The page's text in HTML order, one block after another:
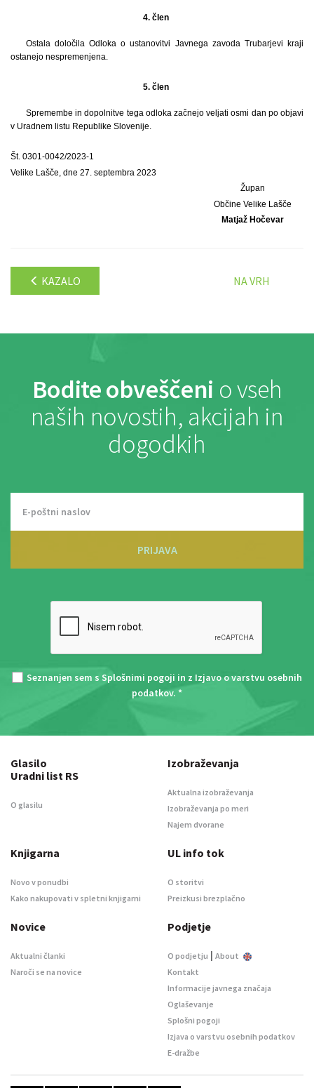
4. člen
Ostala določila Odloka o ustanovitvi Javnega zavoda Trubarjevi kraji
ostanejo nespremenjena.
5. člen
Spremembe in dopolnitve tega odloka začnejo veljati osmi dan po objavi
v Uradnem listu Republike Slovenije.
Št. 0301-0042/2023-1
Velike Lašče, dne 27. septembra 2023
Župan
Občine Velike Lašče
Matjaž Hočevar
KAZALO NA VRH
Bodite obveščeni o vseh
naših novostih, akcijah in
dogodkih
PRIJAVA
Seznanjen sem s Splošnimi pogoji in z Izjavo o varstvu osebnih
podatkov. *
Glasilo
Uradni list RS
O glasilu
Izobraževanja
Aktualna izobraževanja
Izobraževanja po meri
Najem dvorane
Knjigarna
Novo v ponudbi
Kako nakupovati v spletni knjigarni
UL info tok
O storitvi
Preizkusi brezplačno
Novice
Aktualni članki
Naroči se na novice
Podjetje
O podjetju | About
Kontakt
Informacije javnega značaja
Oglaševanje
Splošni pogoji
Izjava o varstvu osebnih podatkov
E-dražbe